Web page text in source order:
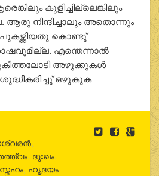
കുളിച്ചില്ലെങ്കിലും
ആരു നിന്ദിച്ചാലും അതൊന്നും
പുകഴ്ത്തിയതു കൊണ്ടു്
എന്തെന്നാല്‍
അഴുക്കുകള്‍
ഒഴുകുക
,
, ദുഃഖം,
, ഹൃദയം